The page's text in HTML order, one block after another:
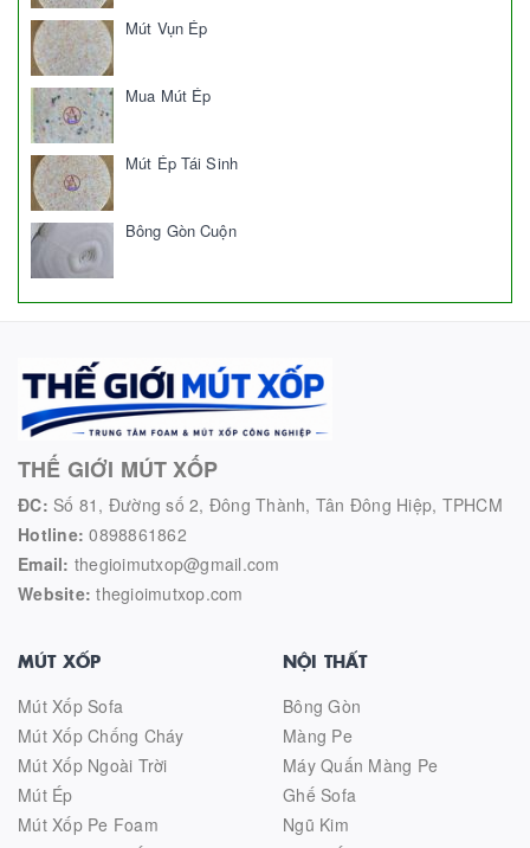
Mút Vụn Ép
Mua Mút Ép
Mút Ép Tái Sinh
Bông Gòn Cuộn
THẾ GIỚI MÚT XỐP
ĐC: Số 81, Đường số 2, Đông Thành, Tân Đông Hiệp, TPHCM
Hotline: 0898861862
Email: thegioimutxop@gmail.com
Website: thegioimutxop.com
MÚT XỐP
Mút Xốp Sofa
Mút Xốp Chống Cháy
Mút Xốp Ngoài Trời
Mút Ép
Mút Xốp Pe Foam
NỘI THẤT
Bông Gòn
Màng Pe
Máy Quấn Màng Pe
Ghế Sofa
Ngũ Kim